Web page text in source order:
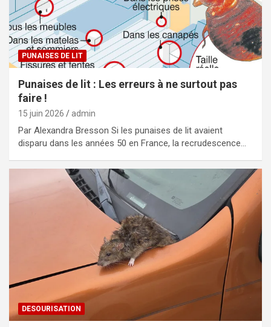
PUNAISES DE LIT
Punaises de lit : Les erreurs à ne surtout pas
faire !
15 juin 2026 admin
Par Alexandra Bresson Si les punaises de lit avaient
disparu dans les années 50 en France, la recrudescence…
DESOURISATION